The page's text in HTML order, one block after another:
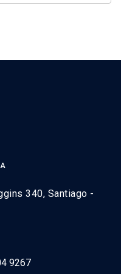
340, Santiago -
9267